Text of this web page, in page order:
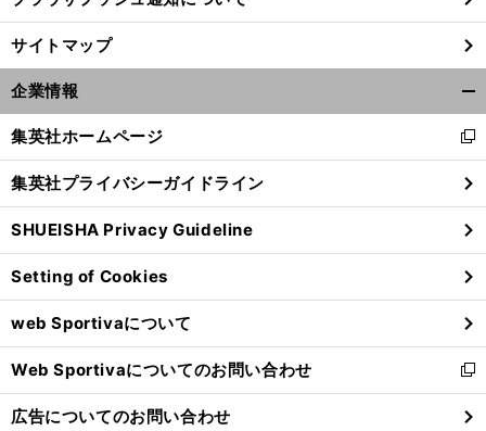
サイトマップ
企業情報
閉
る
集英社ホームページ
新
し
い
ウ
ィ
ン
ド
ウ
で
開
く
集英社プライバシーガイドライン
SHUEISHA Privacy Guideline
Setting of Cookies
web Sportivaについて
Web Sportivaについてのお問い合わせ
新
し
い
広告についてのお問い合わせ